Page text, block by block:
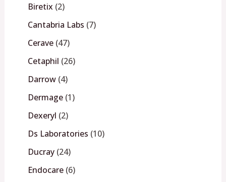
Biretix 2
Cantabria Labs 7
Cerave 47
Cetaphil 26
Darrow 4
Dermage 1
Dexeryl 2
Ds Laboratories 10
Ducray 24
Endocare 6